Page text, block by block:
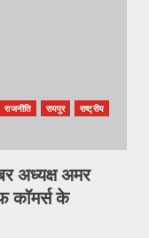
राजनीति रायपुर
राष्ट्रीय
अध्यक्ष अमर
कॉमर्स के